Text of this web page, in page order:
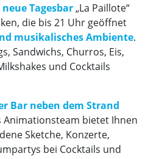
Tagesbar„La Paillote“
die bis 21 Uhr geöffnet
musikalisches Ambiente.
Sandwichs, Churros, Eis,
und Cocktails
Bar neben dem Strand
Animationsteam bietet Ihnen
Sketche, Konzerte,
bei Cocktails und